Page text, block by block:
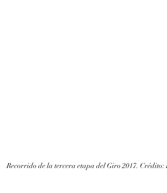
Recorrido de la tercera etapa del Giro 2017. Crédito: